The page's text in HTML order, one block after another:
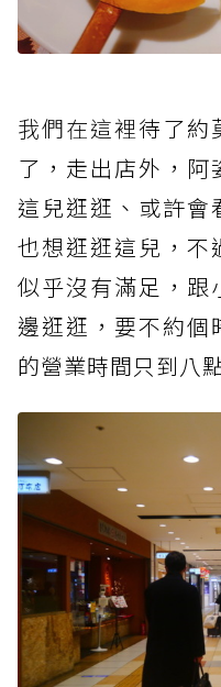
我們在這裡待了約
了，走出店外，阿
這兒逛逛、或許會
也想逛逛這兒，不
似乎沒有滿足，跟
邊逛逛，要不約個
的營業時間只到八